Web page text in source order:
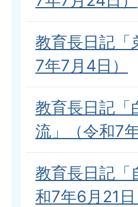
教育長日記「
7年7月4日）
教育長日記
流」（令和7
教育長日記
和7年6月21日